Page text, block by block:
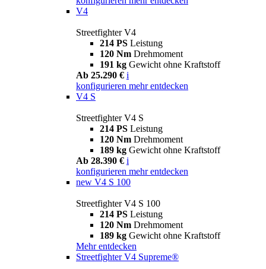
V4
Streetfighter V4
214 PS Leistung
120 Nm Drehmoment
191 kg Gewicht ohne Kraftstoff
Ab 25.290 € i
konfigurieren mehr entdecken
V4 S
Streetfighter V4 S
214 PS Leistung
120 Nm Drehmoment
189 kg Gewicht ohne Kraftstoff
Ab 28.390 € i
konfigurieren mehr entdecken
new V4 S 100
Streetfighter V4 S 100
214 PS Leistung
120 Nm Drehmoment
189 kg Gewicht ohne Kraftstoff
Mehr entdecken
Streetfighter V4 Supreme®